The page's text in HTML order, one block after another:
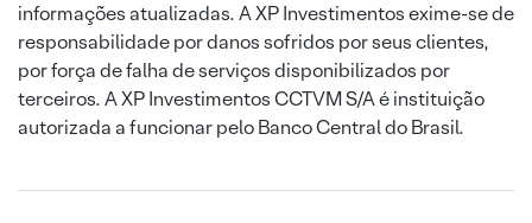
informações atualizadas. A XP Investimentos exime-se de
responsabilidade por danos sofridos por seus clientes,
por força de falha de serviços disponibilizados por
terceiros. A XP Investimentos CCTVM S/A é instituição
autorizada a funcionar pelo Banco Central do Brasil.